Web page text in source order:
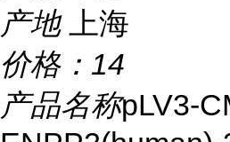
产地
上海
价格： 14
产品名称pLV3-